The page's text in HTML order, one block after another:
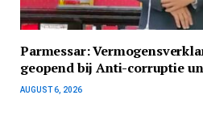
Parmessar:
geopend bij Anti-corruptie
AUGUST 6, 2026